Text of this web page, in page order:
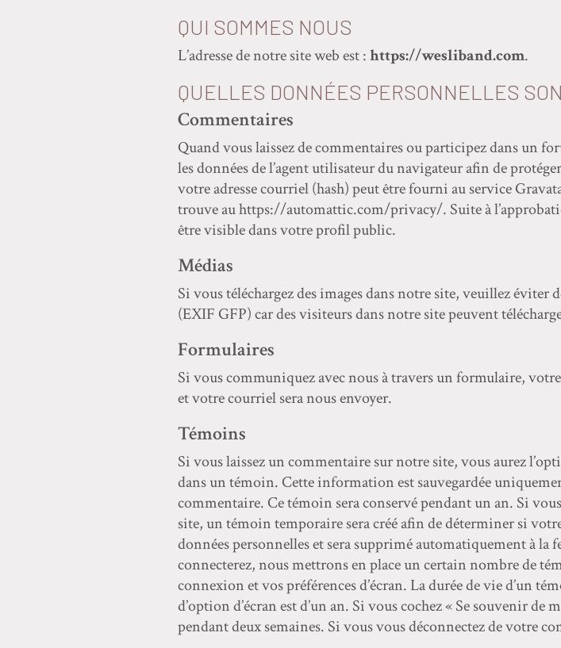
QUI SOMMES NOUS
L’adresse de notre site web est :https://wesliband.com.
QUELLES DONNÉES PERSONNELLES
Commentaires
Quand vous laissez de commentaires ou participez dans un
les données de l’agent utilisateur du navigateur afin de
votre adresse courriel (hash) peut être fourni au service
trouve au https://automattic.com/privacy/. Suite à
être visible dans votre profil public.
Médias
Si vous téléchargez des images dans notre site, veuillez éviter
(EXIF GFP) car des visiteurs dans notre site peuvent
Formulaires
Si vous communiquez avec nous à travers un formulaire, votre
et votre courriel sera nous envoyer.
Témoins
Si vous laissez un commentaire sur notre site, vous aurez
dans un témoin. Cette information est sauvegardée
commentaire. Ce témoin sera conservé pendant un an. Si
site, un témoin temporaire sera créé afin de déterminer si
données personnelles et sera supprimé automatiquement à
connecterez, nous mettrons en place un certain nombre de
connexion et vos préférences d’écran. La durée de vie d’un
d’option d’écran est d’un an. Si vous cochez « Se souvenir
pendant deux semaines. Si vous vous déconnectez de votre